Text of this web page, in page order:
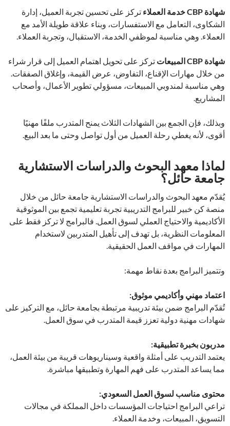
شهادة CBP خدمة العملاء
تركز على تحسين تجربة العميل، إدارة
الشكاوى، التعامل مع الاستفسارات، وبناء علاقة طويلة الأمد مع
العملاء. وهي مناسبة لموظفي الخدمة، الاستقبال، وتجربة العملاء.
شهادة CBP المبيعات
تركز على تحويل اهتمام العميل إلى قرار شراء
من خلال مهارات الإقناع، التفاوض، عرض القيمة، وإغلاق الصفقات.
وهي مناسبة لمندوبي المبيعات، مسؤولي تطوير الأعمال، وأصحاب
المشاريع.
وبذلك، فإن الجمع بين الشهادات الثلاث يمنح المتدرب ملفًا مهنيًا
أقوى، لأنه يغطي رحلة العميل من أول تواصل وحتى ما بعد البيع.
لماذا معهد البحوث والدراسات الاستشارية
جامعة حائل؟
يُقدّم معهد البحوث والدراسات الاستشارية جامعة حائل من خلال
منصة كن خبير للبرامج التدريبية تجربة تعليمية تجمع بين الموثوقية
الأكاديمية والاحتياج العملي لسوق العمل. فالبرامج لا تركز فقط على
المعلومات النظرية، بل تهدف إلى تأهيل المتدربين لاستخدام
المهارات في مواقف العمل الحقيقية.
وتتميز البرامج بعدة نقاط مهمة:
اعتماد مهني وأكاديمي موثوق:
تُقدّم البرامج ضمن بيئة تدريبية مرتبطة بجامعة حائل، مع التركيز على
شهادات مهنية دولية تعزز قيمة المتدرب في سوق العمل.
مدربون بخبرة تطبيقية:
يعتمد التدريب على أمثلة واقعية وسيناريوهات قريبة من بيئة العمل،
مما يساعد المتدرب على فهم المهارة وتطبيقها مباشرة.
محتوى مناسب لسوق العمل السعودي:
تراعي البرامج احتياجات المؤسسات داخل المملكة في مجالات
التسويق، المبيعات، وخدمة العملاء.